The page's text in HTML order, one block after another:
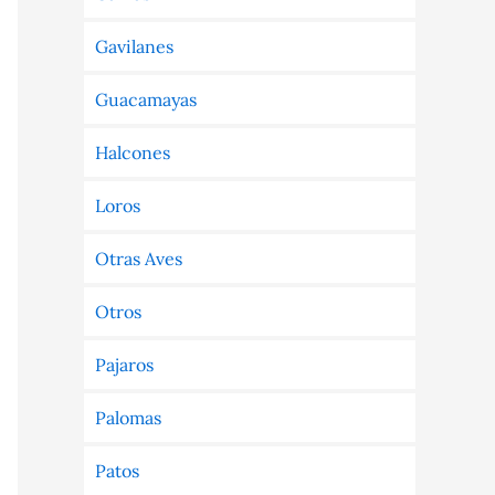
Gavilanes
Guacamayas
Halcones
Loros
Otras Aves
Otros
Pajaros
Palomas
Patos